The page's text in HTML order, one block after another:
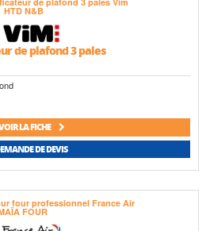
de plafond 3 pales
LA FICHE
DE DEVIS